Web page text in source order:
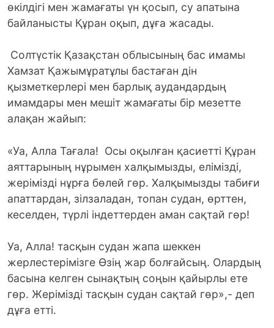
өкілдігі мен жамағаты үн қосып, су апатына
байланысты Құран оқып, дұға жасады.
Солтүстік Қазақстан облысының бас имамы
Хамзат Қажымұратұлы бастаған дін
қызметкерлері мен барлық аудандардың
имамдары мен мешіт жамағаты бір мезетте
алақан жайып:
«Уа, Алла Тағала! Осы оқылған қасиетті Құран
аяттарының нұрымен халқымызды, елімізді,
жерімізді нұрға бөлей гөр. Халқымызды табиғи
апаттардан, зілзаладан, топан судан, өрттен,
кеселден, түрлі індеттерден аман сақтай гөр!
Уа, Алла! тасқын судан жапа шеккен
жерлестерімізге Өзің жар болғайсың. Олардың
басына келген сынақтың соңын қайырлы ете
гөр. Жерімізді тасқын судан сақтай гөр»,- деп
дұға етті.